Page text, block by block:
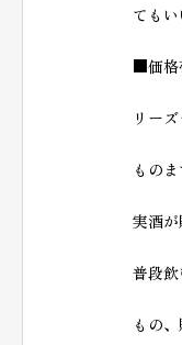
てもい
■価格
リー
もの
実酒が
普段
もの